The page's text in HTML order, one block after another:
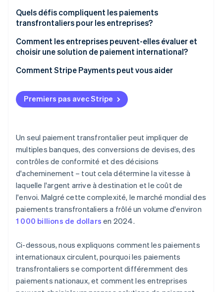
Quels défis compliquent les paiements
transfrontaliers pour les entreprises?
Comment les entreprises peuvent-elles évaluer et
choisir une solution de paiement international?
Comment Stripe Payments peut vous aider
Premiers pas avec Stripe
Un seul paiement transfrontalier peut impliquer de
multiples banques, des conversions de devises, des
contrôles de conformité et des décisions
d'acheminement – tout cela détermine la vitesse à
laquelle l'argent arrive à destination et le coût de
l'envoi. Malgré cette complexité, le marché mondial des
paiements transfrontaliers a frôlé un volume d'environ
1 000 billions de dollars en 2024.
Ci-dessous, nous expliquons comment les paiements
internationaux circulent, pourquoi les paiements
transfrontaliers se comportent différemment des
paiements nationaux, et comment les entreprises